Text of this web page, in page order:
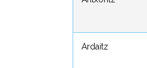
Ardaitz
Ardaitz